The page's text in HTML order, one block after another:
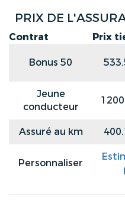
PRIX DE
Contrat Prix
Bonus 50
Jeune
conducteur
Assuré au km
Personnaliser